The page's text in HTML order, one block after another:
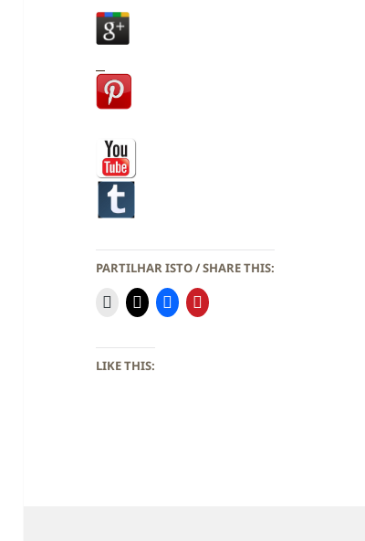
PARTILHAR ISTO / SHARE THIS:
LIKE THIS: